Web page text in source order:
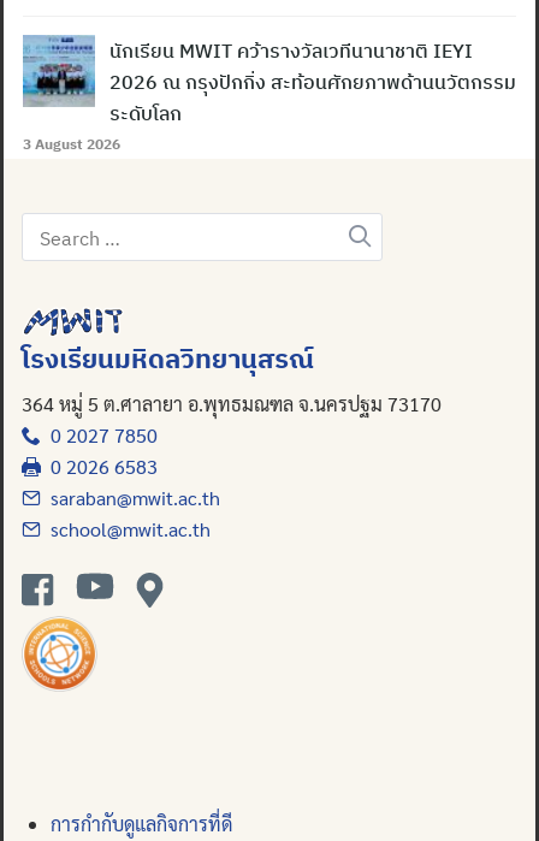
นักเรียน MWIT คว้ารางวัลเวทีนานาชาติ IEYI
2026 ณ กรุงปักกิ่ง สะท้อนศักยภาพด้านนวัตกรรม
ระดับโลก
3 August 2026
Search
for:
โรงเรียนมหิดลวิทยานุสรณ์
364 หมู่ 5 ต.ศาลายา อ.พุทธมณฑล จ.นครปฐม 73170
0 2027 7850
0 2026 6583
saraban@mwit.ac.th
school@mwit.ac.th
การกำกับดูแลกิจการที่ดี